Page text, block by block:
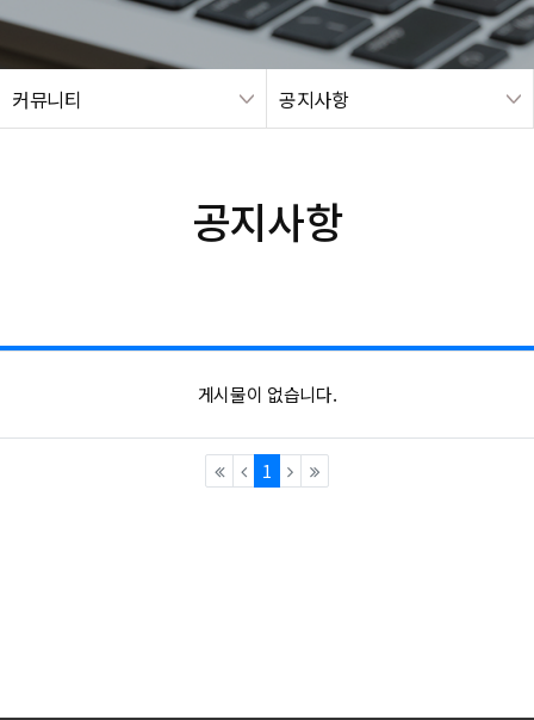
커뮤니티 공지사항
공지사항
게시물이 없습니다.
1 (current)